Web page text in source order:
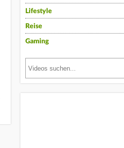
Lifestyle
Reise
Gaming